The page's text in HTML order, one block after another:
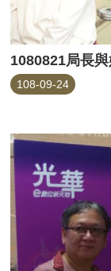
108-09-24